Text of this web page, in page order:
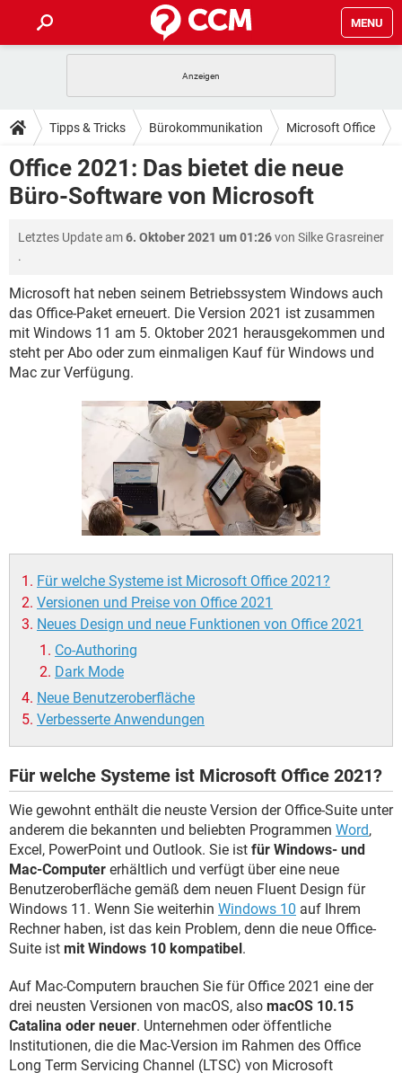
MENU
ANDROID IOS
WINDOWS 10 INSTAGRAM
WHATSAPP TIKTOK
TIPPS & TRICKS
SPIELE STREAMING
ANDROID IOS
WHATSAPP TIKTOK
DOWNLOADS
SPIELE STREAMING
WHATSAPP TIKTOK
FACEBOOK HARDWARE
FORUM
SPIELE STREAMING
WINDOWS 10 INSTAGRAM
WHATSAPP TIKTOK
FACEBOOK
SPIELE STREAMING
ANDROID IOS
WINDOWS 10 INSTAGRAM
WHATSAPP
HARDWARE
Tipps & Tricks Bürokommunikation Microsoft Office
Office 2021: Das bietet die neue
Büro-Software von Microsoft
Letztes Update am6. Oktober 2021 um 01:26von Silke Grasreiner
.
Microsoft hat neben seinem Betriebssystem Windows auch
das Office-Paket erneuert. Die Version 2021 ist zusammen
mit Windows 11 am 5. Oktober 2021 herausgekommen und
steht per Abo oder zum einmaligen Kauf für Windows und
Mac zur Verfügung.
Für welche Systeme ist Microsoft Office 2021?
Versionen und Preise von Office 2021
Neues Design und neue Funktionen von Office 2021
Co-Authoring
Dark Mode
Neue Benutzeroberfläche
Verbesserte Anwendungen
Für welche Systeme ist Microsoft Office 2021?
Wie gewohnt enthält die neuste Version der Office-Suite unter
anderem die bekannten und beliebten Programmen Word,
Excel, PowerPoint und Outlook. Sie ist für Windows- und
Mac-Computer erhältlich und verfügt über eine neue
Benutzeroberfläche gemäß dem neuen Fluent Design für
Windows 11. Wenn Sie weiterhin Windows 10 auf Ihrem
Rechner haben, ist das kein Problem, denn die neue Office-
Suite ist mit Windows 10 kompatibel.
Auf Mac-Computern brauchen Sie für Office 2021 eine der
drei neusten Versionen von macOS, also macOS 10.15
Catalina oder neuer. Unternehmen oder öffentliche
Institutionen, die die Mac-Version im Rahmen des Office
Long Term Servicing Channel (LTSC) von Microsoft